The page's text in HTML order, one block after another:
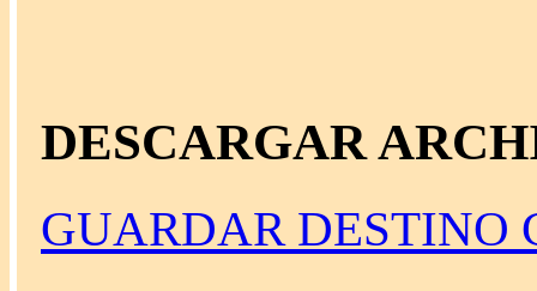
DESCARGAR
GUARDAR DESTINO